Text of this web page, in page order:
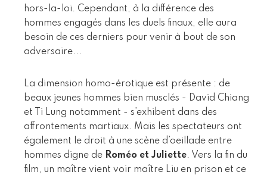
hors-la-loi. Cependant, à la différence des
hommes engagés dans les duels finaux, elle aura
besoin de ces derniers pour venir à bout de son
adversaire...
La dimension homo-érotique est présente : de
beaux jeunes hommes bien musclés - David Chiang
et Ti Lung notamment - s’exhibent dans des
affrontements martiaux. Mais les spectateurs ont
également le droit à une scène d’oeillade entre
hommes digne de Roméo et Juliette. Vers la fin du
film, un maître vient voir maître Liu en prison et ce